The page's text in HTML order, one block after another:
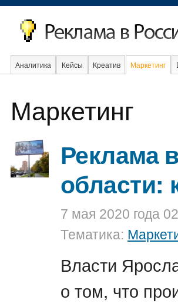
Аналитика Кейсы Креатив Маркетинг
Интернет
Маркетинг
Реклама
области:
7 мая 2020 года
Тематика:
Власти
о том, что